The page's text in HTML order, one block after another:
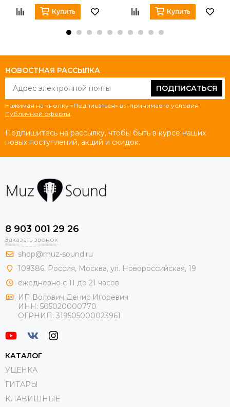
Купить Купить
НОВОСТНАЯ РАССЫЛКА
ПОДПИСАТЬСЯ
Нажимая на кнопку «Подписаться» вы принимаете условия
Публичной оферты
Подпишитесь на рассылку, чтобы быть в курсе наших
новых поступлений, акций и скидок.
8 903 001 29 26
Заказать звонок
shop@muz-sound.ru
109386, Россия, Москва, ул. Новороссийская, 19
ежедневно с 11 до 21 часов
ИП Волович Денис Игоревич
ИНН: 505020000770
ОГРНИП: 319505000023961
КАТАЛОГ
УЦЕНКА
ГИТАРЫ
КЛАВИШНЫЕ